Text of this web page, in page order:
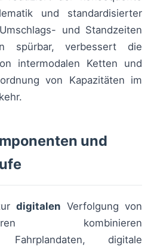
und standardisierter
und Standzeiten
spürbar, verbessert die
intermodalen Ketten und
von Kapazitäten im
und
digitalen Verfolgung von
kombinieren
Fahrplandaten, digitale